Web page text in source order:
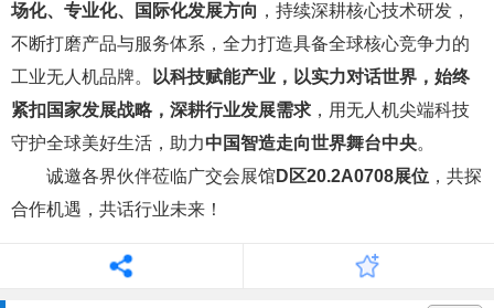
场化、专业化、国际化发展方向 ，持续深耕核心技术研发，
不断打磨产品与服务体系，全力打造具备全球核心竞争力的
工业无人机品牌。
以科技赋能产业，以实力对话世界，始终
紧扣国家发展战略，深耕行业发展需求 ，用无人机尖端科技
守护全球美好生活，助力中国智造走向世界舞台中央。
诚邀各界伙伴莅临广交会展馆D区20.2A0708展位 ，共探
合作机遇，共话行业未来！